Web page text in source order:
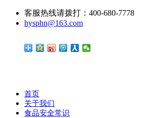
客服热线请拨打：400-680-7778
hysphn@163.com
首页
关于我们
食品安全常识